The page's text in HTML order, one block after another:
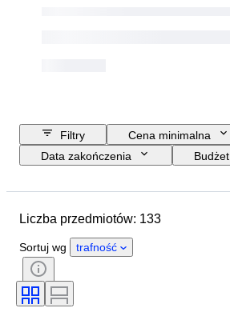
Filtry
Cena minimalna
Data zakończenia
Budżet
Kraj pochodzenia
Dodatki
Tematyka
Podpis
Przetestowany i działający
Liczba przedmiotów: 133
Sortuj wg trafność